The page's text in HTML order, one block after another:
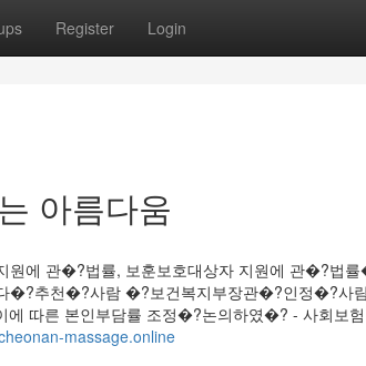
Register Login
아름다움
에 관�?법률, 보훈보호대상자 지원에 관�?법
�?추천�?사람 �?보건복지부장관�?인정�?
따른 본인부담률 조정�?논의하였�? - 사회보험
massage.online